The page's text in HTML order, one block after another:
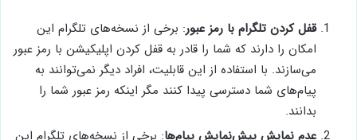
قفل کردن تلگرام با رمز عبور: برخی از نسخه‌های تلگرام این
امکان را دارند که شما را قادر به قفل کردن اپلیکیشن با رمز عبور
می‌سازند. با استفاده از این قابلیت، افراد دیگر نمی‌توانند به
پیام‌های شما دسترسی پیدا کنند مگر اینکه رمز عبور شما را
بدانند.